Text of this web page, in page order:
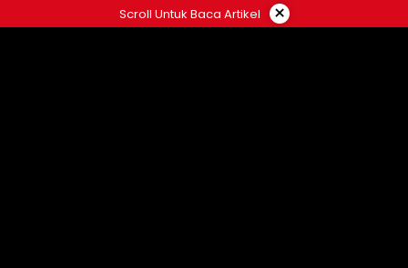
ke
Scroll Untuk Baca Artikel ×